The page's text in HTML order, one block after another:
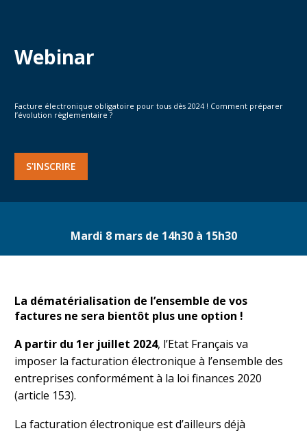
Webinar
Facture électronique obligatoire pour tous dès 2024 ! Comment préparer
l’évolution règlementaire ?
S'INSCRIRE
Mardi 8 mars de 14h30 à 15h30
La dématérialisation de l’ensemble de vos
factures ne sera bientôt plus une option !
A partir du 1er juillet 2024, l’Etat Français va
imposer la facturation électronique à l’ensemble des
entreprises conformément à la loi finances 2020
(article 153).
La facturation électronique est d’ailleurs déjà